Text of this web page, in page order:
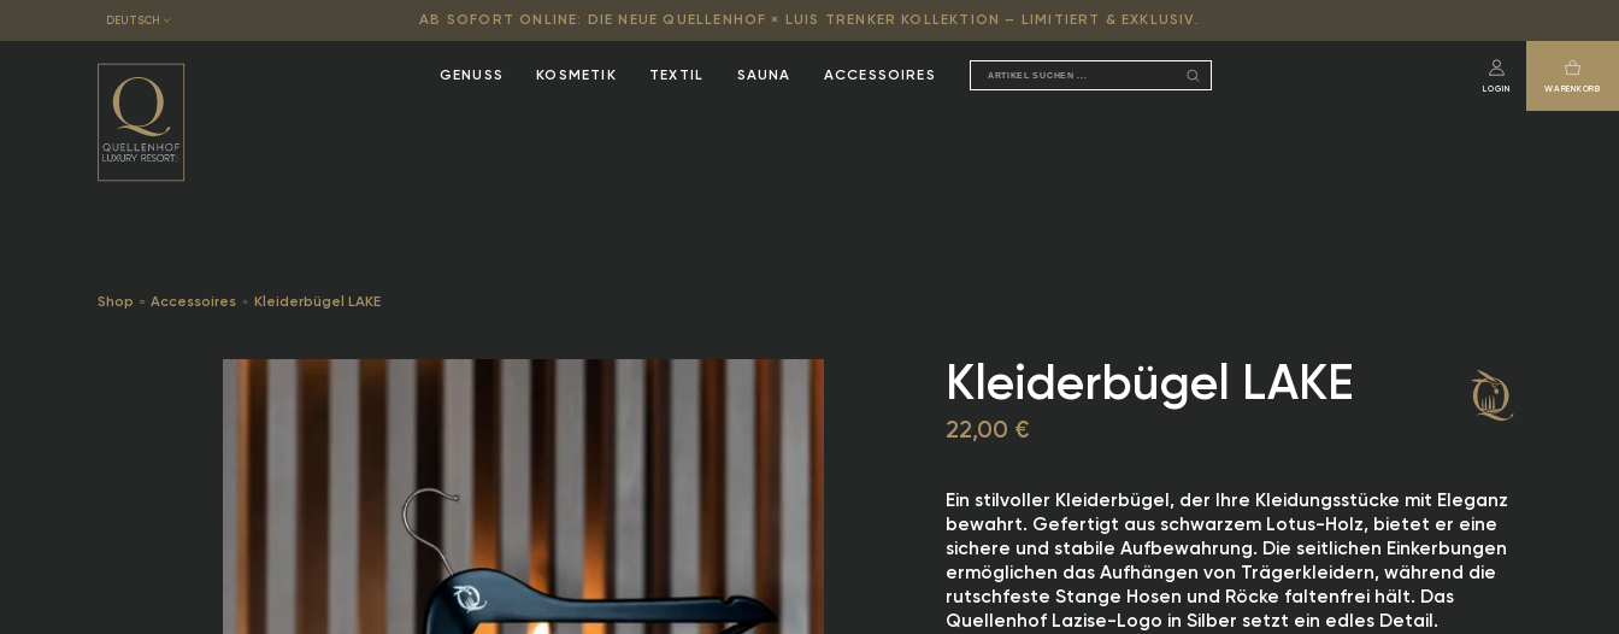
DEUTSCH AB SOFORT ONLINE: DIE NEUE QUELLENHOF × LUIS TRENKER KOLLEKTION – LIMITIERT & EXKLUSIV.
GENUSS KOSMETIK TEXTIL SAUNA ACCESSOIRES
LOGIN WARENKORB
Shop Accessoires Kleiderbügel LAKE
Kleiderbügel LAKE
22,00 €
Ein stilvoller Kleiderbügel, der Ihre Kleidungsstücke mit Eleganz
bewahrt. Gefertigt aus schwarzem Lotus-Holz, bietet er eine
sichere und stabile Aufbewahrung. Die seitlichen Einkerbungen
ermöglichen das Aufhängen von Trägerkleidern, während die
rutschfeste Stange Hosen und Röcke faltenfrei hält. Das
Quellenhof Lazise-Logo in Silber setzt ein edles Detail.